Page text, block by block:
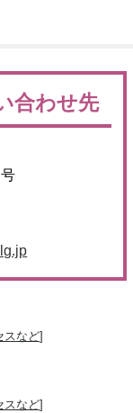
合わせ先
スなど]
スなど]